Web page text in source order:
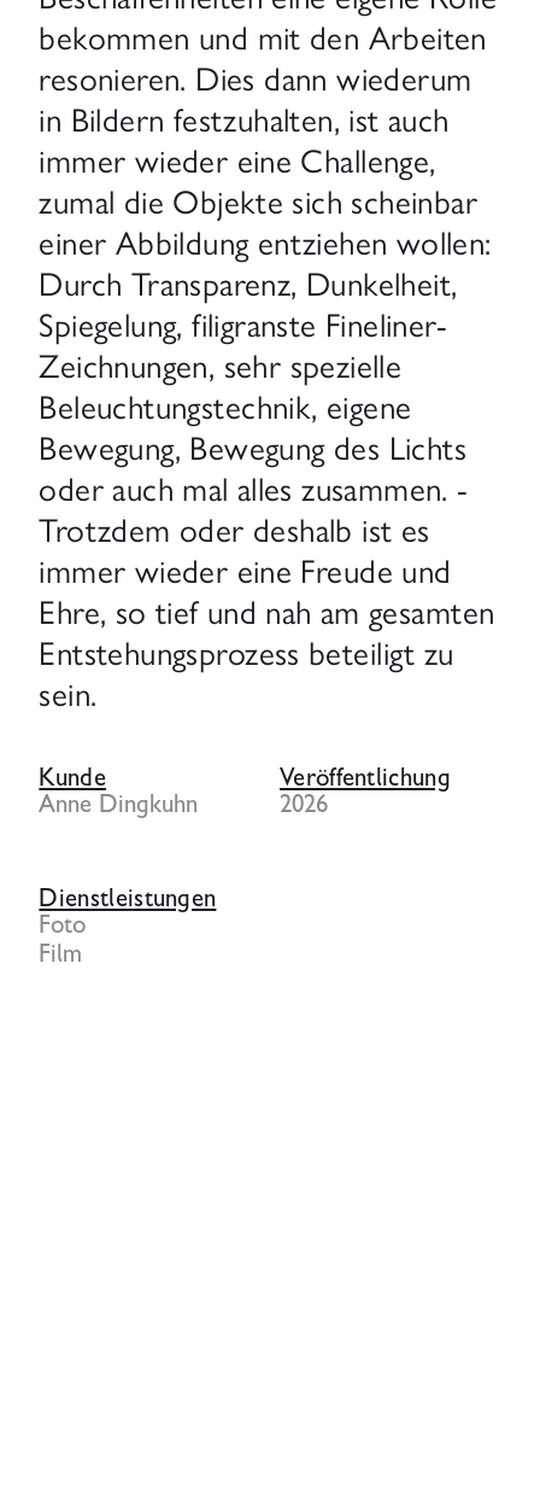
bekommen und mit den Arbeiten
resonieren. Dies dann wiederum
in Bildern festzuhalten, ist auch
immer wieder eine Challenge,
zumal die Objekte sich scheinbar
einer Abbildung entziehen wollen:
Durch Transparenz, Dunkelheit,
Spiegelung, filigranste Fineliner-
Zeichnungen, sehr spezielle
Beleuchtungstechnik, eigene
Bewegung, Bewegung des Lichts
oder auch mal alles zusammen. -
Trotzdem oder deshalb ist es
immer wieder eine Freude und
Ehre, so tief und nah am gesamten
Entstehungsprozess beteiligt zu
sein.
Kunde
Anne Dingkuhn
Veröffentlichung
2026
Dienstleistungen
Foto
Film